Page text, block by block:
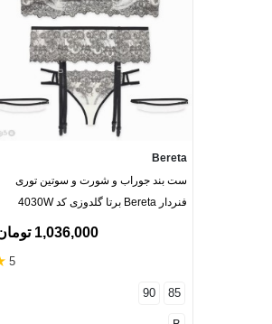
Bereta
ست بند جوراب و شورت و سوتین توری
فنردار Bereta برتا گلدوزی کد 4030W
1,036,000 تومان
5
85
90